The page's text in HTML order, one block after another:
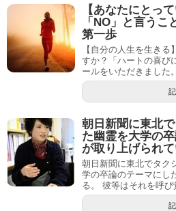
【あなたにとっ
「NO」と言う
第一歩
【自分の人生を生き
すか？「ハートの喜び
ールをいただきました
朝日新聞に東北
た幽霊を大学の
が取り上げられて
朝日新聞に東北でタク
学の卒論のテーマにし
る。 彼等はそれを呼